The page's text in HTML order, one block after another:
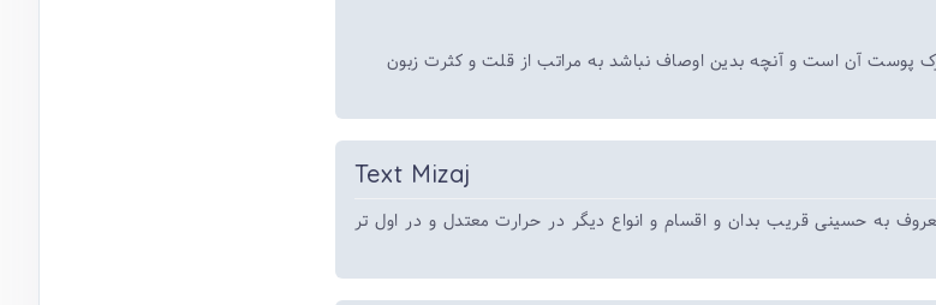
پوست آن است و آنچه بدین اوصاف نباشد به مراتب از قلت و کثرت زبون
Text Mizaj
به حسینی قریب بدان و اقسام و انواع دیگر در حرارت معتدل و در اول تر